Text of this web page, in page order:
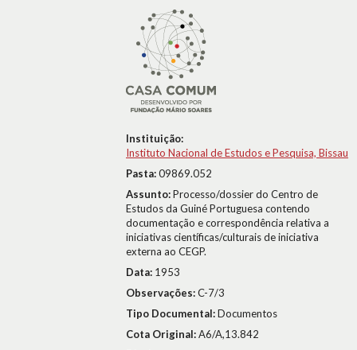
Instituição:
Instituto Nacional de Estudos e Pesquisa, Bissau
Pasta:09869.052
Assunto:Processo/dossier do Centro de
Estudos da Guiné Portuguesa contendo
documentação e correspondência relativa a
iniciativas científicas/culturais de iniciativa
externa ao CEGP.
Data: 1953
Observações:C-7/3
Tipo Documental:Documentos
Cota Original:A6/A,13.842